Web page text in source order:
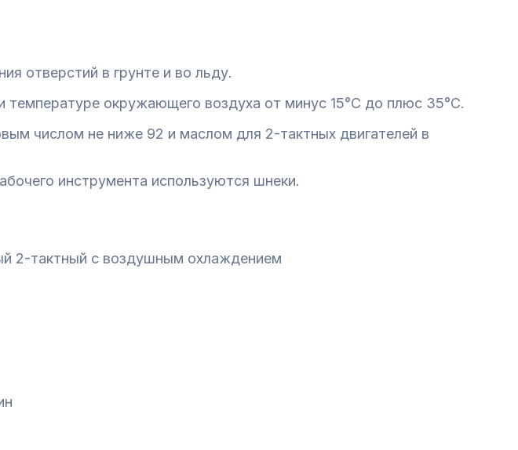
отверстий в грунте и во льду.
температуре окружающего воздуха от минус 15°С до плюс 35°С.
числом не ниже 92 и маслом для 2-тактных двигателей в
инструмента используются шнеки.
2-тактный с воздушным оxлаждением